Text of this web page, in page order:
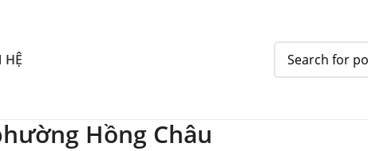
HỆ
Hồng Châu